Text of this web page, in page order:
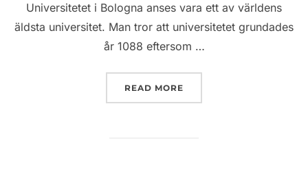
Universitetet i Bologna anses vara ett av världens
äldsta universitet. Man tror att universitetet grundades
år 1088 eftersom …
READ MORE